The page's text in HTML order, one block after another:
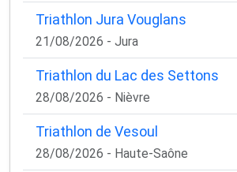
Triathlon Jura Vouglans
21/08/2026 - Jura
Triathlon du Lac des Settons
28/08/2026 - Nièvre
Triathlon de Vesoul
28/08/2026 - Haute-Saône